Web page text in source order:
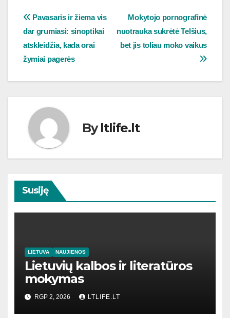
Navigacija
tarp
įrašų
Mokytojo pornografinė
nuotrauka sukrėtė Telšius,
bet jis toliau moko vaikus
Pavasaris ir žiema vis
dar grumiasi: sinoptikai
atskleidžia, kada orai
žymiai pagerės
Byltlife.lt
Susiję
LIETUVA NAUJIENOS
Lietuvių kalbos ir literatūros
mokymas
RGP 2, 2026 LTLIFE.LT